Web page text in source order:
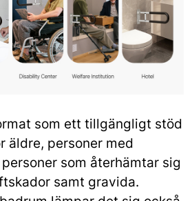
som ett tillgängligt stöd
personer med
som återhämtar sig
samt gravida.